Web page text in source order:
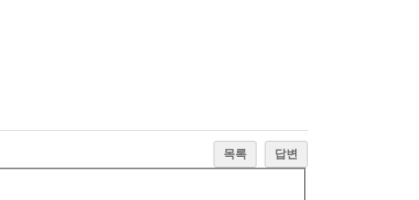
목록 답변